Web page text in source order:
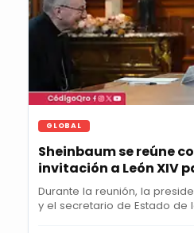
GLOBAL
Sheinbaum se reúne
invitación a León XIV
Durante la reunión, la
y el secretario de Estado de